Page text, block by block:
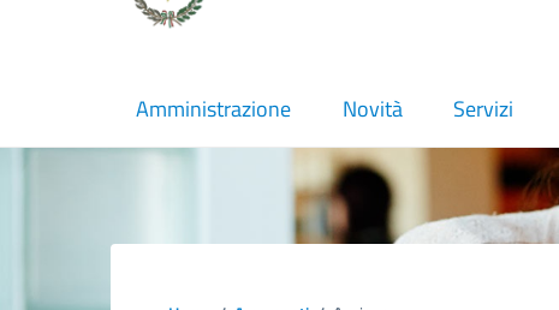
Amministrazione Novità Servizi